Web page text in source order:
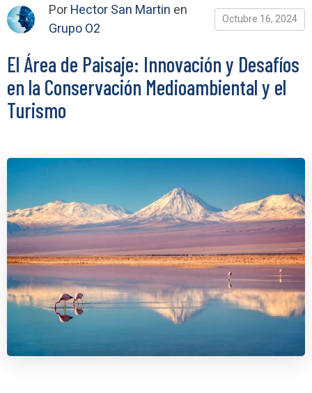
PorHector San Martin en
Grupo O2
Octubre 16, 2024
El Área de Paisaje: Innovación y Desafíos
en la Conservación Medioambiental y el
Turismo